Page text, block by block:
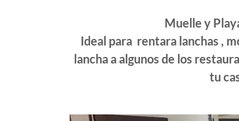
Muelle y
Ideal para rentara lanchas ,
lancha a algunos de los
tu